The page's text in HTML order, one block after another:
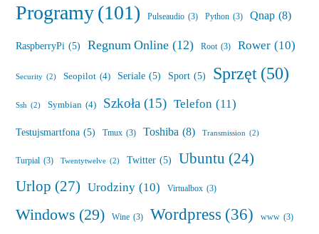
Programy(101) Pulseaudio (3) Python (3) Qnap (8)
RaspberryPi (5) Regnum Online (12) Root (3) Rower (10)
Security (2) Seopilot (4) Seriale (5) Sport (5) Sprzęt(50)
Ssh (2) Symbian (4) Szkoła (15) Telefon (11)
Testujsmartfona (5) Tmux (3) Toshiba (8) Transmission (2)
Turpial (3) Twentytwelve (2) Twitter (5) Ubuntu (24)
Urlop (27) Urodziny (10) Virtualbox (3)
Windows (29) Wine (3) Wordpress (36) www (3)